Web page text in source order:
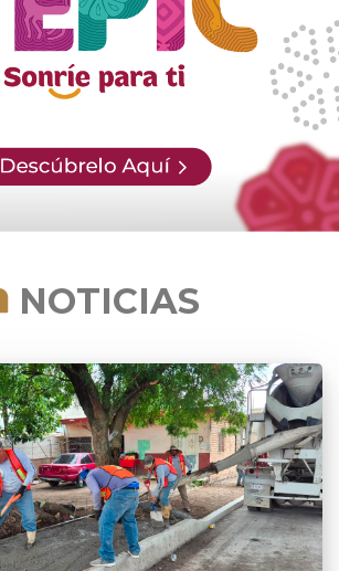
NOTICIAS